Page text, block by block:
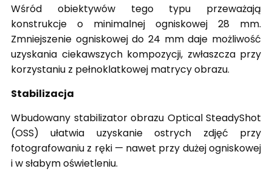
Wśród obiektywów tego typu przeważają
konstrukcje o minimalnej ogniskowej 28 mm.
Zmniejszenie ogniskowej do 24 mm daje możliwość
uzyskania ciekawszych kompozycji, zwłaszcza przy
korzystaniu z pełnoklatkowej matrycy obrazu.
Stabilizacja
Wbudowany stabilizator obrazu Optical SteadyShot
(OSS) ułatwia uzyskanie ostrych zdjęć przy
fotografowaniu z ręki — nawet przy dużej ogniskowej
i w słabym oświetleniu.